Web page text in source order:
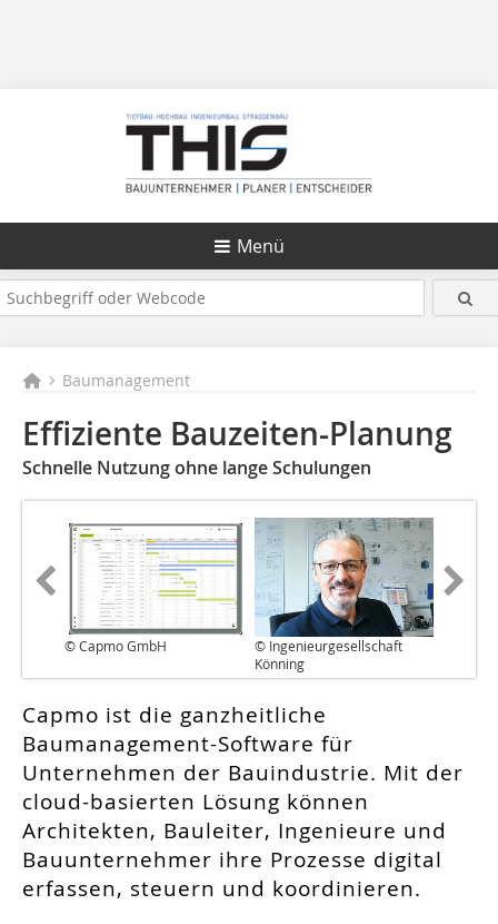
Menü
Baumanagement
Effiziente Bauzeiten-Planung
Schnelle Nutzung ohne lange Schulungen
© Capmo GmbH
© Ingenieurgesellschaft
Könning
Capmo ist die ganzheitliche
Baumanagement-Software für
Unternehmen der Bauindustrie. Mit der
cloud-basierten Lösung können
Architekten, Bauleiter, Ingenieure und
Bauunternehmer ihre Prozesse digital
erfassen, steuern und koordinieren.